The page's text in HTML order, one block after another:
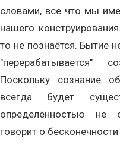
словами, все что мы
нашего
то не познаётся. Бытие
"перерабатывается"
Поскольку сознание
всегда будет
определённостью не
говорит о